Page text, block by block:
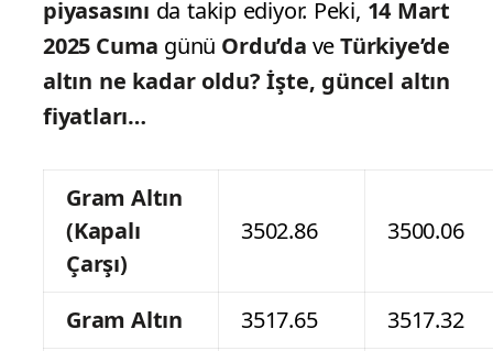
piyasasını da takip ediyor. Peki, 14 Mart
2025 Cuma günü Ordu’da veTürkiye’de
altın ne kadar oldu? İşte, güncel altın
fiyatları…
Gram Altın
(Kapalı
Çarşı)
3502.86 3500.06
Gram Altın 3517.65
3517.32